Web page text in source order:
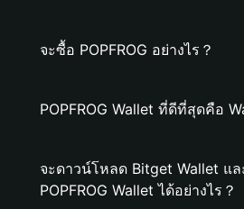
จะซื้อ POPFROG อย่างไร？
POPFROG Wallet ที่ดีที่สุดคือ
จะดาวน์โหลด Bitget Wallet แล
POPFROG Wallet ได้อย่างไร？